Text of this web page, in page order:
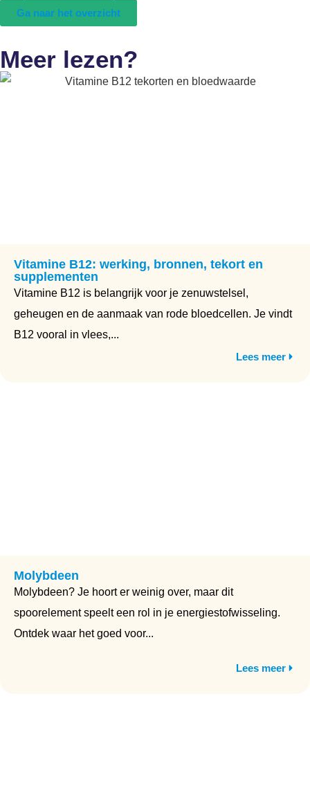
Ga naar het overzicht
Meer lezen?
Vitamine B12: werking, bronnen, tekort en
supplementen
Vitamine B12 is belangrijk voor je zenuwstelsel,
geheugen en de aanmaak van rode bloedcellen. Je vindt
B12 vooral in vlees,...
Lees meer
Molybdeen
Molybdeen? Je hoort er weinig over, maar dit
spoorelement speelt een rol in je energiestofwisseling.
Ontdek waar het goed voor...
Lees meer